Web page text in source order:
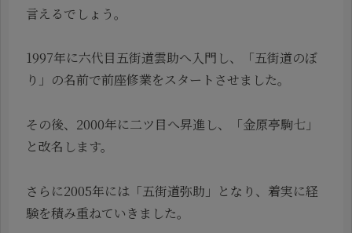
言えるでしょう。
1997年に六代目五街道雲助へ入門し、「五街道のぼ
り」の名前で前座修業をスタートさせました。
その後、2000年に二ツ目へ昇進し、「金原亭駒七」
と改名します。
さらに2005年には「五街道弥助」となり、着実に経
験を積み重ねていきました。